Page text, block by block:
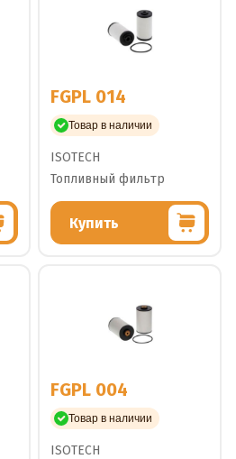
FGPL 014
Товар в наличии
ISOTECH
Топливный фильтр
Купить
FGPL 004
Товар в наличии
ISOTECH